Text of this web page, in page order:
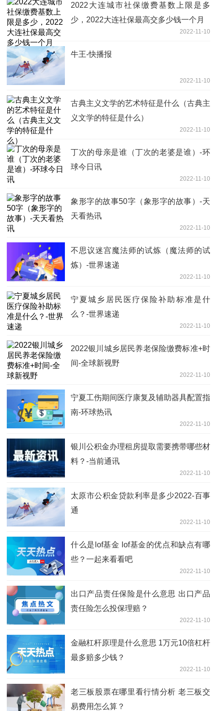
2022大连城市社保缴费基数上限是多
少，2022大连社保最高交多少钱一个月
2022-11-10
牛王-快播报
2022-11-10
古典主义文学的艺术特征是什么（古典主
义文学的特征是什么）
2022-11-10
丁次的母亲是谁（丁次的老婆是谁）-环
球今日讯
2022-11-10
象形字的故事50字（象形字的故事）-天
天看热讯
2022-11-10
不思议迷宫魔法师的试炼（魔法师的试
炼）-世界速递
2022-11-10
宁夏城乡居民医疗保险补助标准是什
么？-世界速递
2022-11-10
2022银川城乡居民养老保险缴费标准+时
间-全球新视野
2022-11-10
宁夏工伤期间医疗康复及辅助器具配置指
南-环球热讯
2022-11-10
银川公积金办理租房提取需要携带哪些材
料？-当前通讯
2022-11-10
太原市公积金贷款利率是多少2022-百事
通
2022-11-10
什么是lof基金 lof基金的优点和缺点有哪
些？一起来看看吧
2022-11-10
出口产品责任保险是什么意思 出口产品
责任险怎么投保理赔？
2022-11-10
金融杠杆原理是什么意思 1万元10倍杠杆
最多赔多少钱？
2022-11-10
老三板股票在哪里看行情分析 老三板交
易费用怎么算？